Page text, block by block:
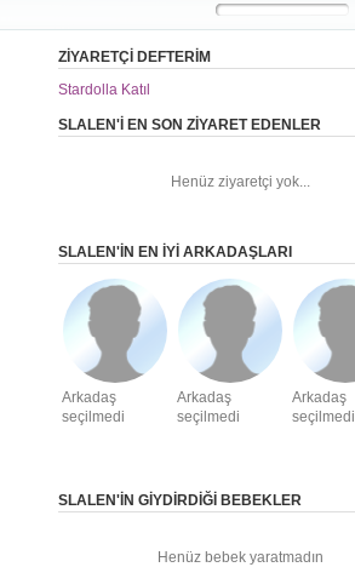
ZİYARETÇİ DEFTERİM
Stardolla Katıl
SLALEN'I EN SON ZIYARET EDENLER
Henüz ziyaretçi yok...
SLALEN'IN EN IYI ARKADAŞLARI
Arkadaş
seçilmedi
Arkadaş
seçilmedi
Arkadaş
seçilmedi
SLALEN'IN GIYDIRDIĞI BEBEKLER
Henüz bebek yaratmadın